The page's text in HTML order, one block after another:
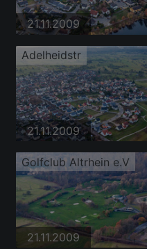
21.11.2009
Adelheidstr
21.11.2009
Golfclub Altrhein e.V
21.11.2009